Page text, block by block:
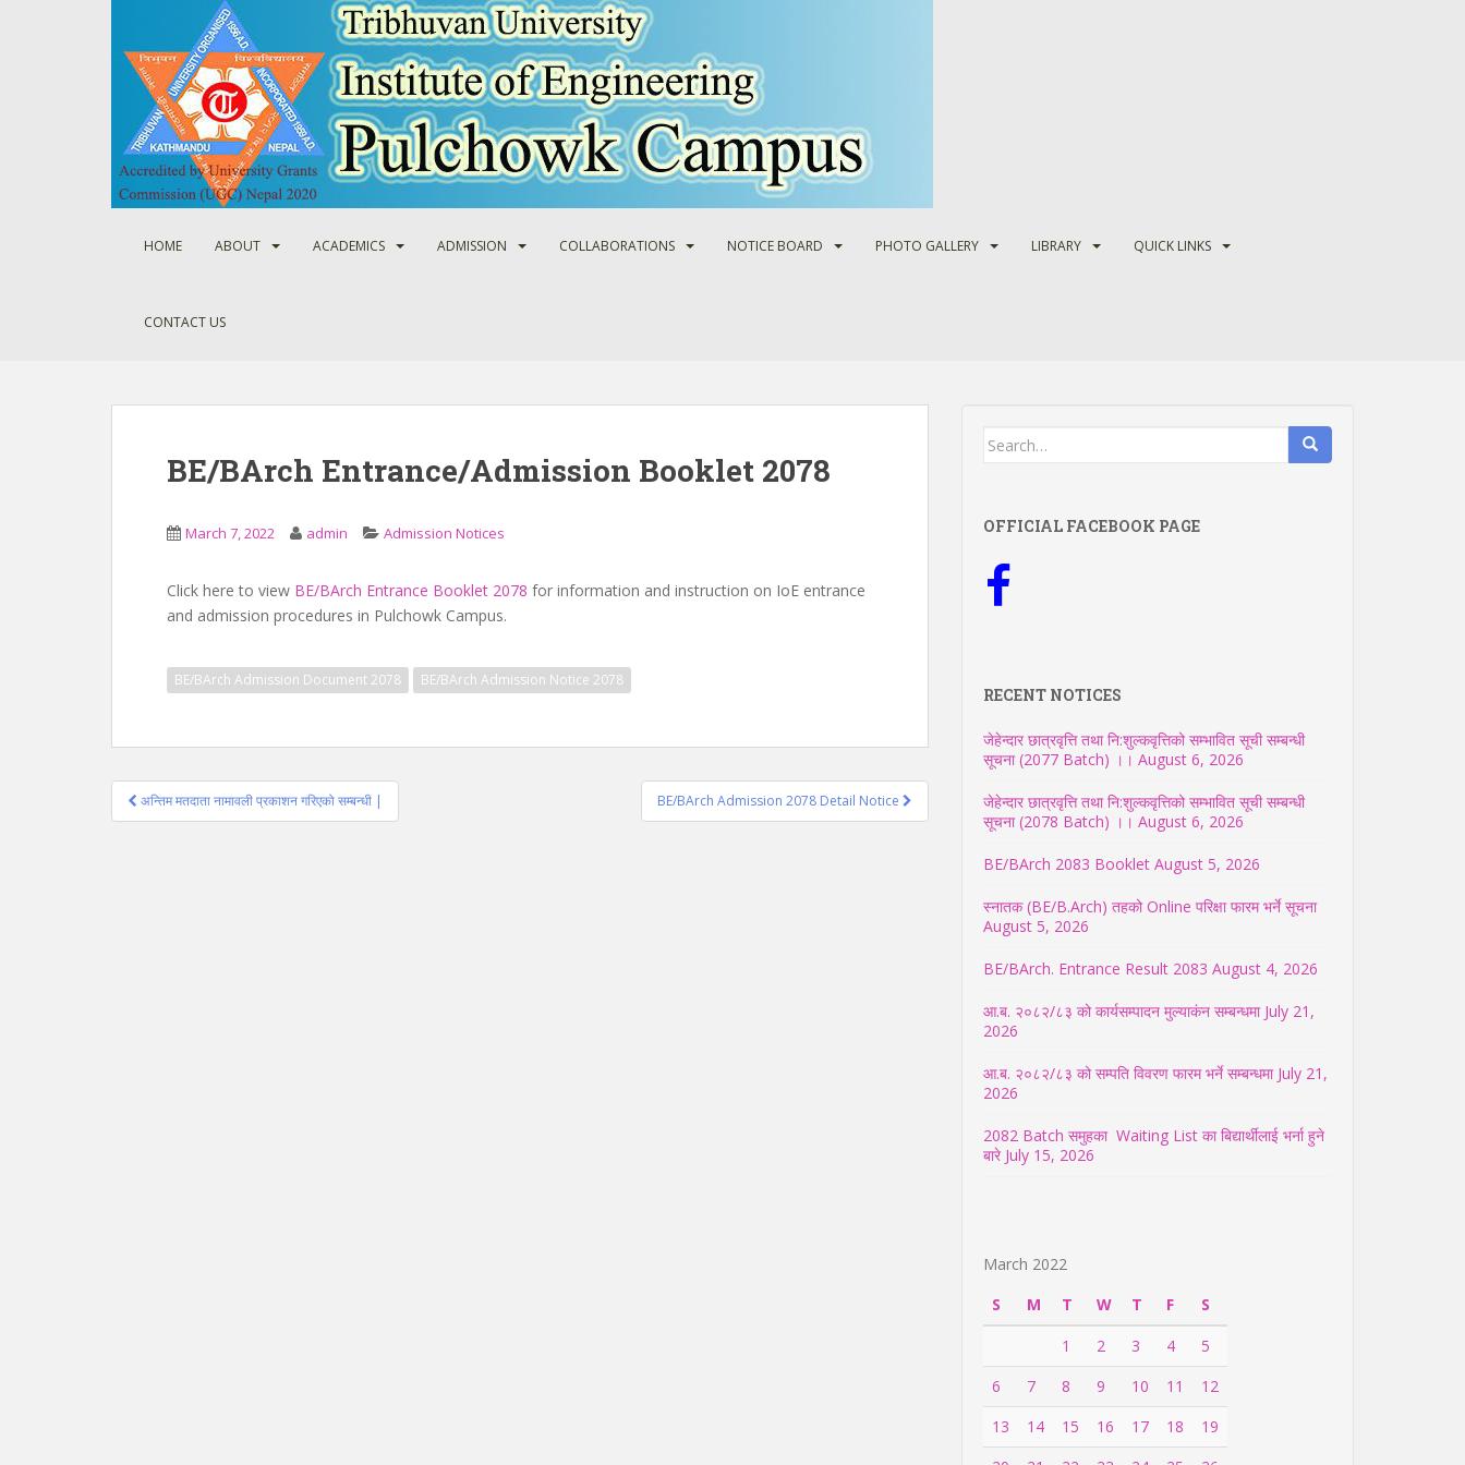
HOME ABOUT ACADEMICS ADMISSION COLLABORATIONS NOTICE BOARD PHOTO GALLERY LIBRARY QUICK LINKS
CONTACT US
BE/BArch Entrance/Admission Booklet 2078
March 7, 2022 admin Admission Notices
Click here to view BE/BArch Entrance Booklet 2078 for information and instruction on IoE entrance
and admission procedures in Pulchowk Campus.
BE/BArch Admission Document 2078 BE/BArch Admission Notice 2078
Post
navigation
अन्तिम मतदाता नामावली प्रकाशन गरिएको सम्बन्धी | BE/BArch Admission 2078 Detail Notice
Search
OFFICIAL FACEBOOK PAGE
RECENT NOTICES
जेहेन्दार छात्रवृत्ति तथा नि:शुल्कवृत्तिको सम्भावित सूची सम्बन्धी
सूचना (2077 Batch) ।। August 6, 2026
जेहेन्दार छात्रवृत्ति तथा नि:शुल्कवृत्तिको सम्भावित सूची सम्बन्धी
सूचना (2078 Batch) ।। August 6, 2026
BE/BArch 2083 Booklet August 5, 2026
स्नातक (BE/B.Arch) तहको Online परिक्षा फारम भर्ने सूचना
August 5, 2026
BE/BArch. Entrance Result 2083 August 4, 2026
आ.ब. २०८२/८३ को कार्यसम्पादन मुल्याकंन सम्बन्धमा July 21,
2026
आ.ब. २०८२/८३ को सम्पति विवरण फारम भर्ने सम्बन्धमा July 21,
2026
2082 Batch समुहका Waiting List का बिद्यार्थीलाई भर्ना हुने
बारे July 15, 2026
March 2022
S
M T W T F
S
1
2 3 4
5
6
7 8 9 10 11
12
13
14 15 16 17 18
19